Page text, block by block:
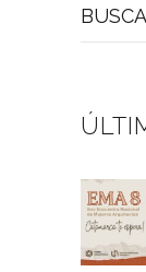
por: